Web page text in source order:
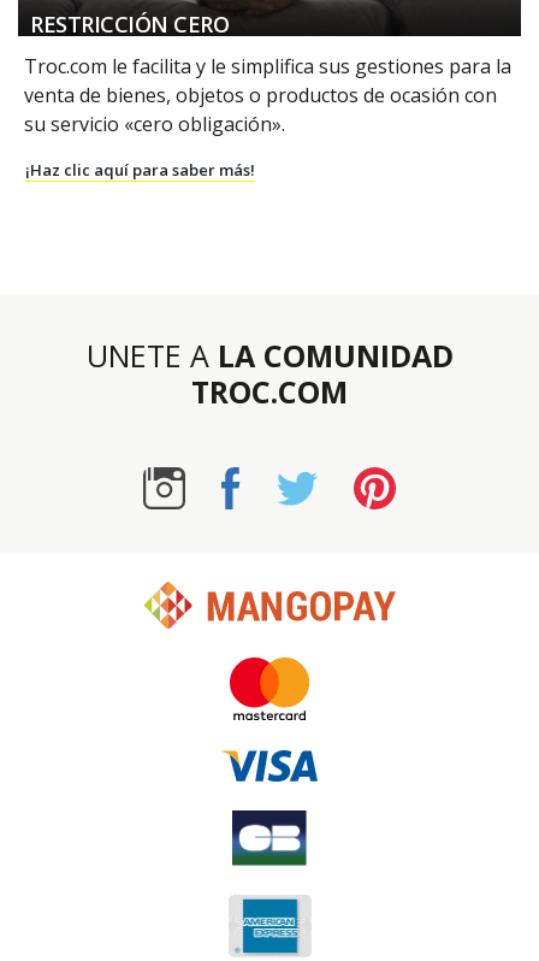
RESTRICCIÓN CERO
Troc.com le facilita y le simplifica sus gestiones para la
venta de bienes, objetos o productos de ocasión con
su servicio «cero obligación».
¡Haz clic aquí para saber más!
UNETE A LA COMUNIDAD
TROC.COM